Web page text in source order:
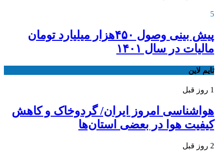
5
پیش بینی وصول ۴۵۰هزار میلیارد تومان
مالیات در سال ۱۴۰۱
تایم لاین
1 روز قبل
هواشناسی امروز ایران/ گردوخاک و کاهش
کیفیت هوا در بعضی استان‌ها
2 روز قبل